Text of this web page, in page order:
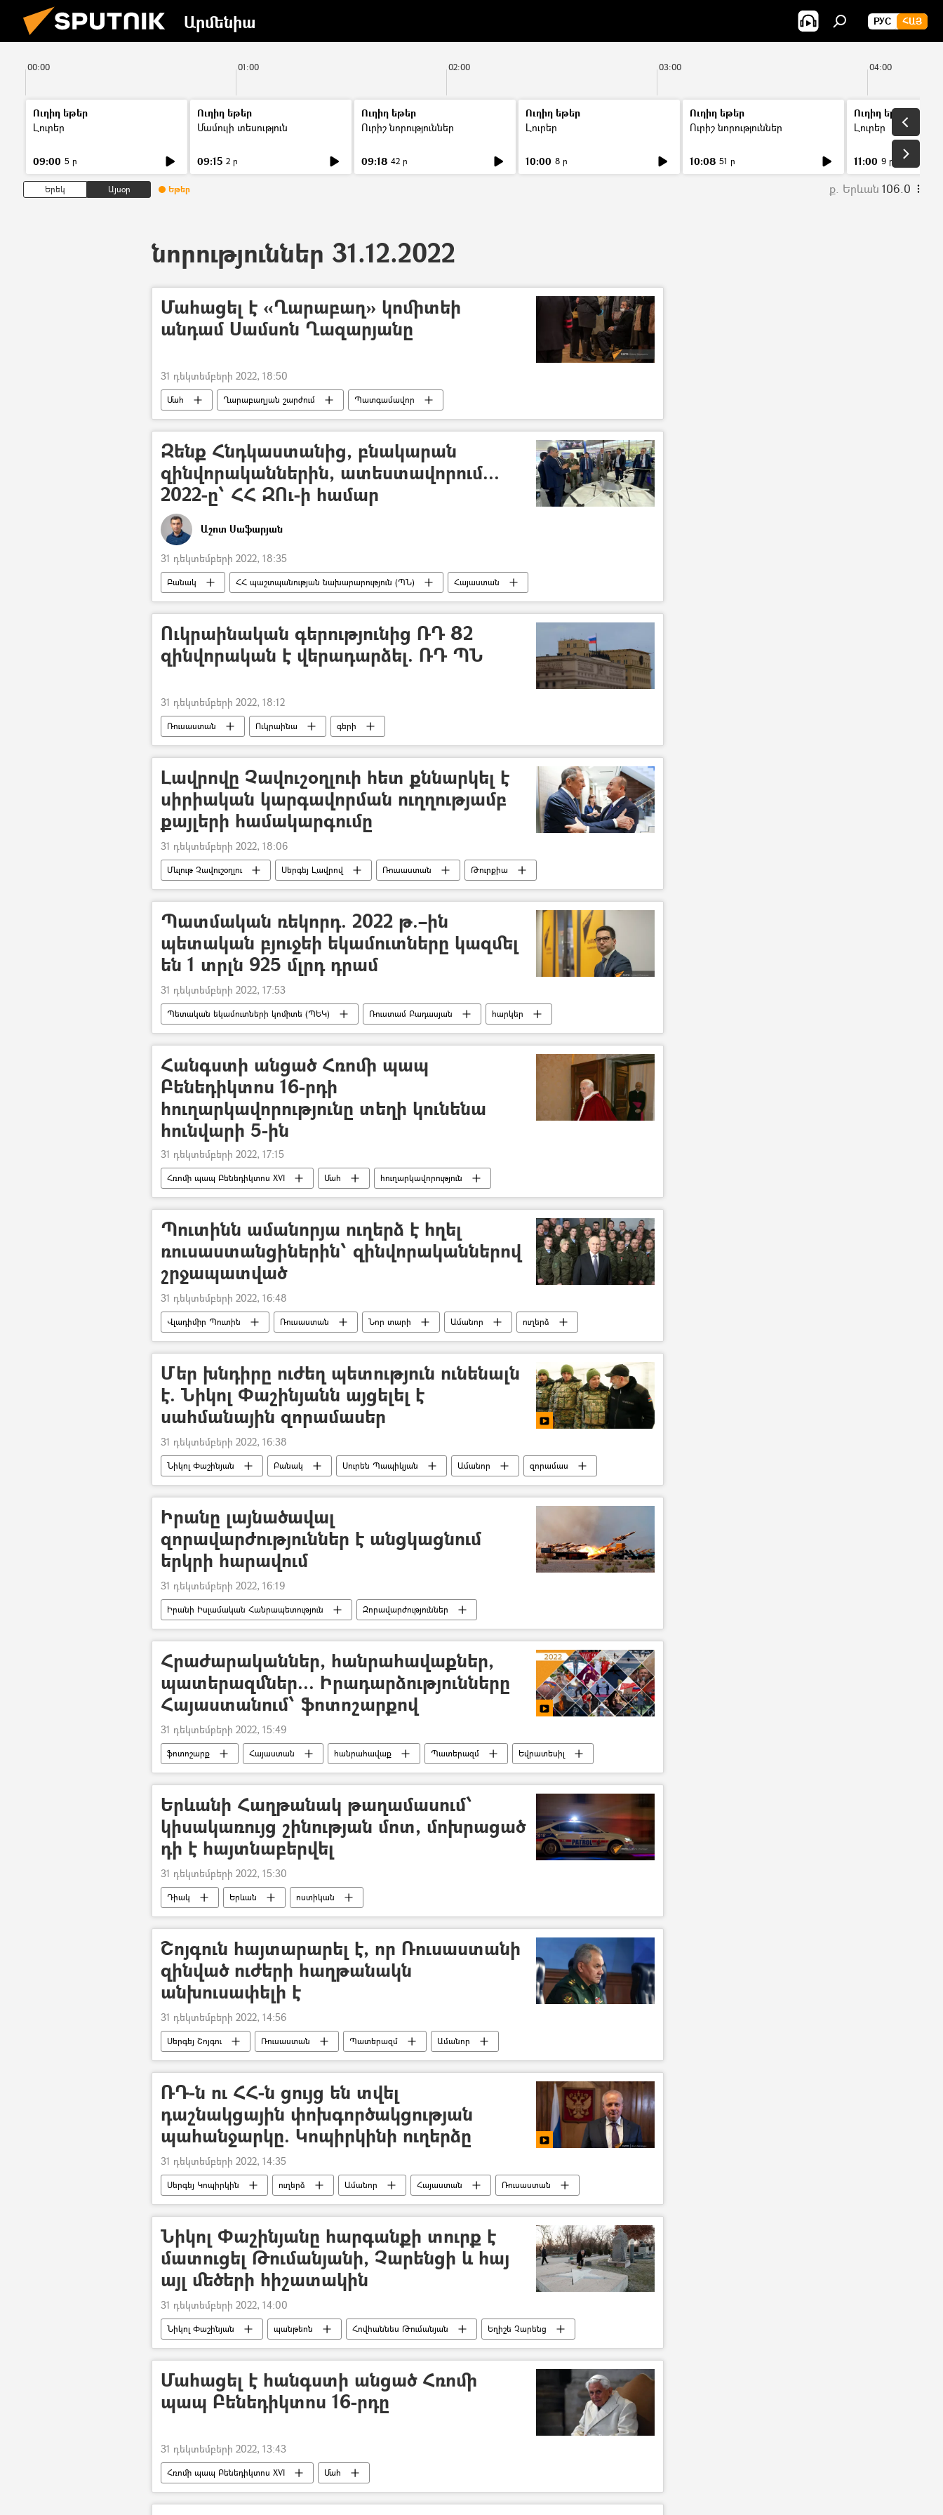
Արմենիա РУС ՀԱՅ
00:00 01:00 02:00 03:00 04:00
Ուղիղ եթեր
Լուրեր
09:00 5 ր
Ուղիղ եթեր
Մամուլի տեսություն
09:15 2 ր
Ուղիղ եթեր
Ուրիշ նորություններ
09:18 42 ր
Ուղիղ եթեր
Լուրեր
10:00 8 ր
Ուղիղ եթեր
Ուրիշ նորություններ
10:08 51 ր
Ուղիղ եթեր
Լուրեր
11:00 9 ր
Երեկ Այսօր Եթեր ք. Երևան 106.0
նորություններ 31.12.2022
Մահացել է «Ղարաբաղ» կոմիտեի
անդամ Սամսոն Ղազարյանը
31 դեկտեմբերի 2022, 18:50
Մահ Ղարաբաղյան շարժում Պատգամավոր
Զենք Հնդկաստանից, բնակարան
զինվորականներին, ատեստավորում...
2022-ը՝ ՀՀ ԶՈւ-ի համար
Աշոտ Սաֆարյան
31 դեկտեմբերի 2022, 18:35
Բանակ ՀՀ պաշտպանության նախարարություն (ՊՆ)
Հայաստան
սպառազինություն
Զենք
Հնդկաստան
Դավիթ Հարությունով (ռազմական փորձագետ)
Ուկրաինական գերությունից ՌԴ 82
զինվորական է վերադարձել. ՌԴ ՊՆ
31 դեկտեմբերի 2022, 18:12
Ռուսաստան Ուկրաինա գերի
Լավրովը Չավուշօղլուի հետ քննարկել է
սիրիական կարգավորման ուղղությամբ
քայլերի համակարգումը
31 դեկտեմբերի 2022, 18:06
Մևլութ Չավուշօղլու Սերգեյ Լավրով Ռուսաստան Թուրքիա
Պատմական ռեկորդ. 2022 թ.–ին
պետական բյուջեի եկամուտները կազմել
են 1 տրլն 925 մլրդ դրամ
31 դեկտեմբերի 2022, 17:53
Պետական եկամուտների կոմիտե (ՊԵԿ) Ռուստամ Բադասյան հարկեր
Հանգստի անցած Հռոմի պապ
Բենեդիկտոս 16-րդի
հուղարկավորությունը տեղի կունենա
հունվարի 5-ին
31 դեկտեմբերի 2022, 17:15
Հռոմի պապ Բենեդիկտոս XVI Մահ հուղարկավորություն
Պուտինն ամանորյա ուղերձ է հղել
ռուսաստանցիներին՝ զինվորականներով
շրջապատված
31 դեկտեմբերի 2022, 16:48
Վլադիմիր Պուտին Ռուսաստան Նոր տարի Ամանոր ուղերձ
Մեր խնդիրը ուժեղ պետություն ունենալն
է. Նիկոլ Փաշինյանն այցելել է
սահմանային զորամասեր
31 դեկտեմբերի 2022, 16:38
Նիկոլ Փաշինյան Բանակ Սուրեն Պապիկյան Ամանոր
զորամաս
տեսանյութ
Տեսանյութեր
Իրանը լայնածավալ
զորավարժություններ է անցկացնում
երկրի հարավում
31 դեկտեմբերի 2022, 16:19
Իրանի Իսլամական Հանրապետություն Զորավարժություններ
Հրաժարականներ, հանրահավաքներ,
պատերազմներ... Իրադարձությունները
Հայաստանում՝ ֆոտոշարքով
31 դեկտեմբերի 2022, 15:49
ֆոտոշարք Հայաստան հանրահավաք Պատերազմ
Եվրատեսիլ
«Սուրմալու» առևտրի կենտրոն
Լուսանկարներ Լուսանկար
Երևանի Հաղթանակ թաղամասում՝
կիսակառույց շինության մոտ, մոխրացած
դի է հայտնաբերվել
31 դեկտեմբերի 2022, 15:30
Դիակ Երևան ոստիկան
Շոյգուն հայտարարել է, որ Ռուսաստանի
զինված ուժերի հաղթանակն
անխուսափելի է
31 դեկտեմբերի 2022, 14:56
Սերգեյ Շոյգու Ռուսաստան Պատերազմ Ամանոր
ՌԴ-ն ու ՀՀ-ն ցույց են տվել
դաշնակցային փոխգործակցության
պահանջարկը. Կոպիրկինի ուղերձը
31 դեկտեմբերի 2022, 14:35
Սերգեյ Կոպիրկին ուղերձ Ամանոր Հայաստան Ռուսաստան
Նիկոլ Փաշինյանը հարգանքի տուրք է
մատուցել Թումանյանի, Չարենցի և հայ
այլ մեծերի հիշատակին
31 դեկտեմբերի 2022, 14:00
Նիկոլ Փաշինյան պանթեոն Հովհաննես Թումանյան Եղիշե Չարենց
Մահացել է հանգստի անցած Հռոմի
պապ Բենեդիկտոս 16-րդը
31 դեկտեմբերի 2022, 13:43
Հռոմի պապ Բենեդիկտոս XVI Մահ